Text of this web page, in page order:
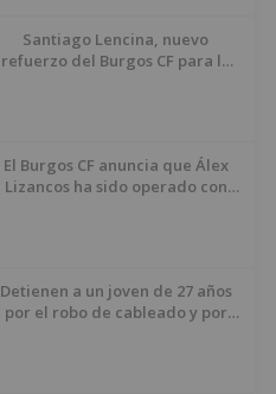
Santiago Lencina, nuevo
refuerzo del Burgos CF para la
El Burgos CF anuncia que Álex
Lizancos ha sido operado con
Detienen a un joven de 27 años
por el robo de cableado y por